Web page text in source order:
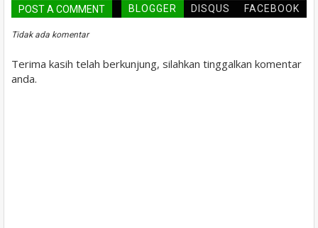
POST A COMMENT BLOGGER DISQUS FACEBOOK
Tidak ada komentar
Terima kasih telah berkunjung, silahkan tinggalkan komentar
anda.